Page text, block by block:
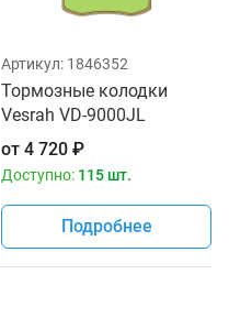
Артикул: 1846352
Тормозные колодки
Vesrah VD-9000JL
от 4 720 ₽
Доступно: 115 шт.
Подробнее